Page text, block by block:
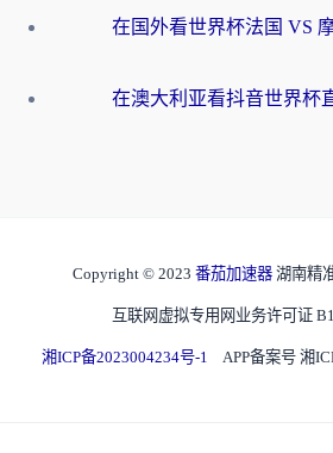
Copyright © 2023 番茄加速器 湖南精
互联网虚拟专用网业务许可证
湘ICP备2023004234号-1 APP备案号 湘